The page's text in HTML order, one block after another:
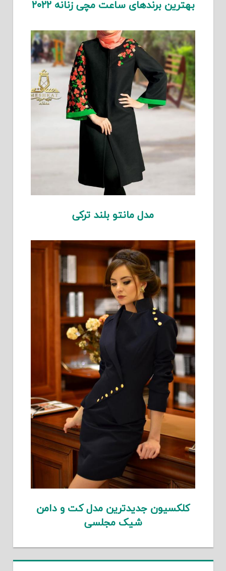
بهترین برندهای ساعت مچی زنانه ۲۰۲۲
مدل مانتو بلند ترکی
کلکسیون جدیدترین مدل کت و دامن
شیک مجلسی